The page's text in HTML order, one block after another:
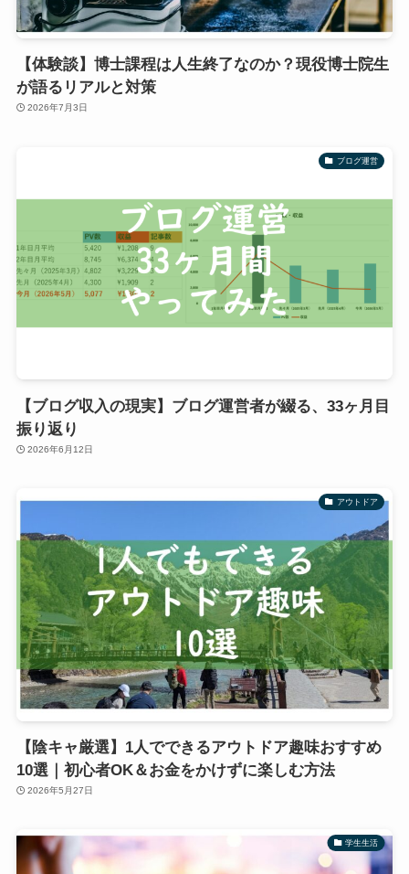
【体験談】博士課程は人生終了なのか？現役博士院生
が語るリアルと対策
2026年7月3日
ブログ運営
【ブログ収入の現実】ブログ運営者が綴る、33ヶ月目
振り返り
2026年6月12日
アウトドア
【陰キャ厳選】1人でできるアウトドア趣味おすすめ
10選｜初心者OK＆お金をかけずに楽しむ方法
2026年5月27日
学生生活